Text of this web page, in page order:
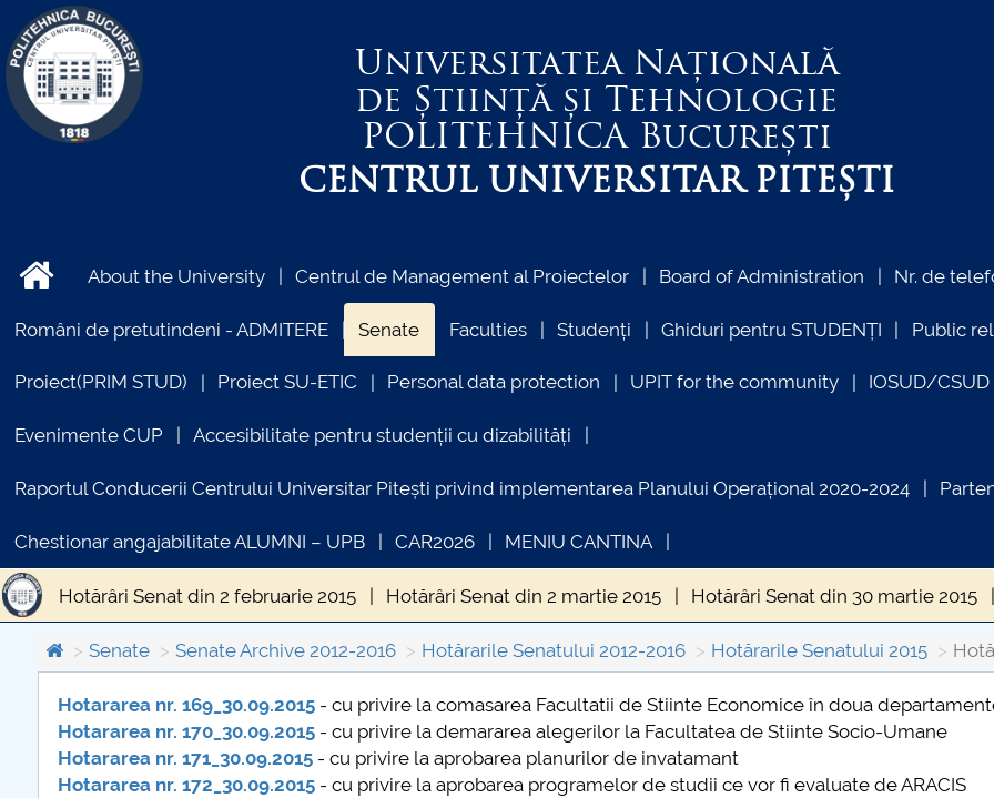
Universitatea Națională
de Știință și Tehnologie
POLITEHNICABucurești
CENTRUL UNIVERSITAR PITEȘTI
About the University Centrul de Management al Proiectelor Board of Administration Nr. de
Români de pretutindeni - ADMITERE Senate Faculties Studenți Ghiduri pentru STUDENȚI Public
Proiect(PRIM STUD) Proiect SU-ETIC Personal data protection UPIT for the community IOSUD/
Evenimente CUP Accesibilitate pentru studenții cu dizabilități
Raportul Conducerii Centrului Universitar Pitești privind implementarea Planului Operațional 2020-2024
Chestionar angajabilitate ALUMNI – UPB CAR2026 MENIU CANTINA
Hotărâri Senat din 2 februarie 2015 Hotărâri Senat din 2 martie 2015 Hotărâri Senat din 30 martie 2015
Hotărâri Senat din 22 iunie 2015 Hotărâri Senat din 27 iulie 2015 Hotărâri Senat din 21 septembrie 2015
Hotărâri Senat din 14 octombrie 2015 Hotărâri Senat din 28 octombrie 2015 Hotărâri Senat din 10
Senate Senate Archive 2012-2016 Hotărarile Senatului 2012-2016 Hotărarile Senatului 2015
Hotararea nr. 169_30.09.2015- cu privire la comasarea Facultatii de Stiinte Economice în doua
Hotararea nr. 170_30.09.2015 - cu privire la demararea alegerilor la Facultatea de Stiinte Socio-Umane
Hotararea nr. 171_30.09.2015- cu privire la aprobarea planurilor de invatamant
Hotararea nr. 172_30.09.2015- cu privire la aprobarea programelor de studii ce vor fi evaluate de ARACIS
COMUNICAT DE PRESA
PRIMSTUD 26.03.2026
INFORMATII ACTE STUDII
Consultare